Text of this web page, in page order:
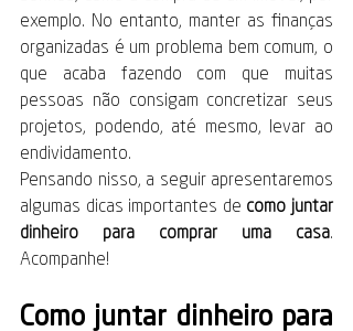
exemplo. No entanto, manter as finanças
organizadas é um problema bem comum, o
que acaba fazendo com que muitas
pessoas não consigam concretizar seus
projetos, podendo, até mesmo, levar ao
endividamento.
Pensando nisso, a seguir apresentaremos
algumas dicas importantes de como juntar
dinheiro para comprar uma casa.
Acompanhe!
Como juntar dinheiro para